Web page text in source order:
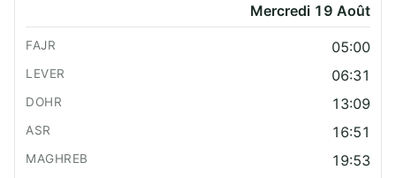
Mercredi 19 Août
05:00
06:31
13:09
16:51
19:53